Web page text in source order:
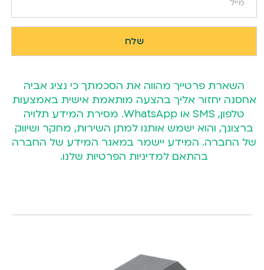
השארת פרטייך מהווה את הסכמתך כי נציג אביה
אחסנה יחזור אליך בהצעה מותאמת אישית באמצעות
טלפון, SMS או WhatsApp. מסירת המידע תלויה
ברצונך, והוא ישמש אותנו למתן השירות, מחקר ושיווק
של החברה. המידע יישמר במאגר המידע של החברה
בהתאם למדיניות הפרטיותשלנו.